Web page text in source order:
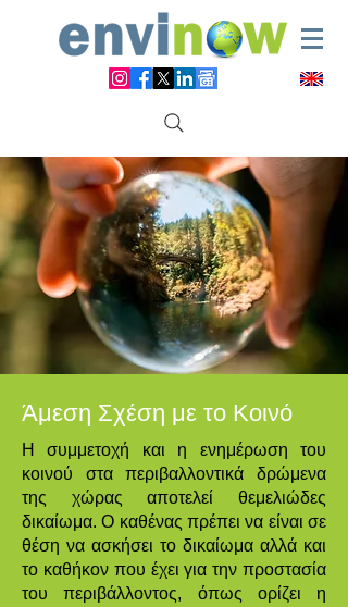
Άμεση Σχέση με το Κοινό
Η συμμετοχή και η ενημέρωση του
κοινού στα περιβαλλοντικά δρώμενα
της χώρας αποτελεί θεμελιώδες
δικαίωμα. O καθένας πρέπει να είναι σε
θέση να ασκήσει το δικαίωμα αλλά και
το καθήκον που έχει για την προστασία
του περιβάλλοντος, όπως ορίζει η